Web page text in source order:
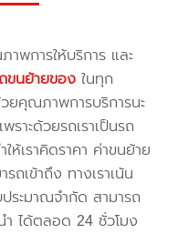
พการให้บริการ และ
ขนย้ายของ ในทุก
ยคุณภาพการบริการนะ
เพราะด้วยรถเราเป็นรถ
ห้เราคิดราคา ค่าขนย้าย
ถเข้าถึง ทางเราเน้น
ระมาณจำกัด สามารถ
ำ ได้ตลอด 24 ชั่วโมง